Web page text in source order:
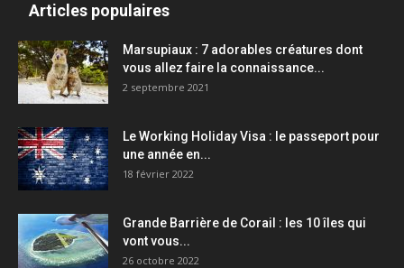
Articles populaires
Marsupiaux : 7 adorables créatures dont
vous allez faire la connaissance...
2 septembre 2021
Le Working Holiday Visa : le passeport pour
une année en...
18 février 2022
Grande Barrière de Corail : les 10 îles qui
vont vous...
26 octobre 2022